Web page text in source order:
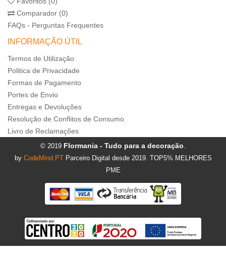
Comparador (0)
FAQs - Perguntas Frequentes
INFORMAÇÃO ÚTIL
Termos de Utilização
Politica de Privacidade
Formas de Pagamento
Portes de Envio
Entregas e Devoluções
Resolução de Conflitos de Consumo
Livro de Reclamações
© 2019 Flormania - Tudo para a decoração.
by CodeMind.PT Parceiro Digital desde 2019. TOP5% MELHORES
PME